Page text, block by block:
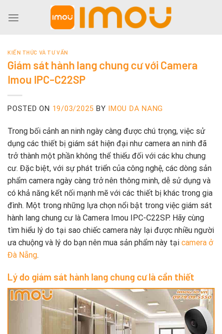
KIẾN THỨC VÀ TƯ VẤN
Giám sát hành lang chung cư với Camera
Imou IPC-C22SP
POSTED ON 19/03/2025 BY IMOU DA NANG
Trong bối cảnh an ninh ngày càng được chú trọng, việc sử
dụng các thiết bị giám sát hiện đại như camera an ninh đã
trở thành một phần không thể thiếu đối với các khu chung
cư. Đặc biệt, với sự phát triển của công nghệ, các dòng sản
phẩm camera ngày càng trở nên thông minh, dễ sử dụng và
có khả năng kết nối mạnh mẽ với các thiết bị khác trong gia
đình. Một trong những lựa chọn nổi bật trong việc giám sát
hành lang chung cư là Camera Imou IPC-C22SP. Hãy cùng
tìm hiểu lý do tại sao chiếc camera này lại được nhiều người
ưa chuộng và lý do bạn nên mua sản phẩm này tại camera ở
Đà Nẵng.
Lý do giám sát hành lang chung cư là cần thiết